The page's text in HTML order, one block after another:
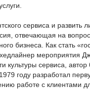
сервиса и развить
отвечающая на
бизнеса. Как стать
хедлайнер мероприятия
культуры сервиса, автор
году разработал
работе с клиентами